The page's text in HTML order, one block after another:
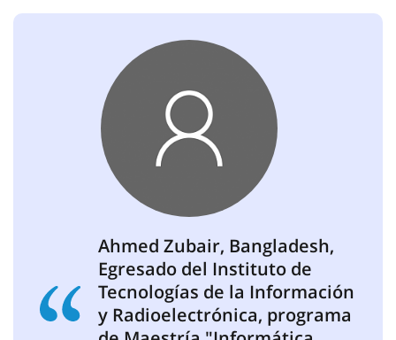
Ahmed Zubair, Bangladesh,
Egresado del Instituto de
Tecnologías de la Información
y Radioelectrónica, programa